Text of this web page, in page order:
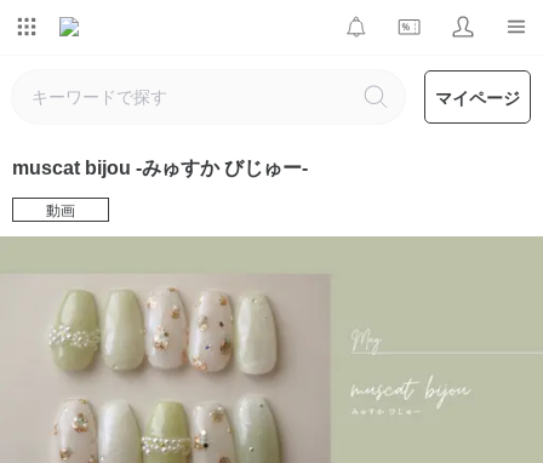
マイページ
muscat bijou -みゅすか びじゅー-
動画